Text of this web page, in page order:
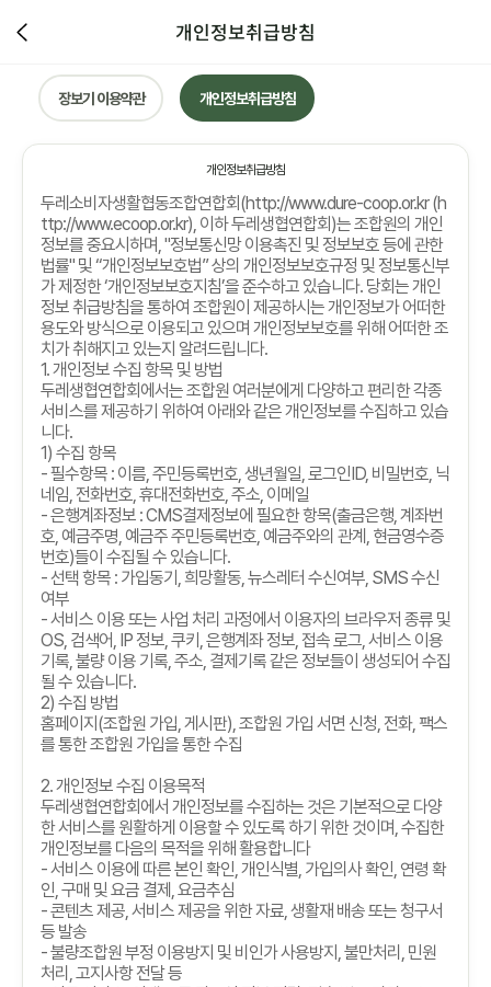
개인정보취급방침
장보기 이용약관 개인정보취급방침
개인정보취급방침
두레소비자생활협동조합연합회 (http://www.dure-coop.or.kr (h
ttp://www.ecoop.or.kr), 이하 두레생협연합회 )는 조합원의 개인
정보를 중요시하며, "정보통신망 이용촉진 및 정보보호 등에 관한
법률" 및“개인정보보호법”상의 개인정보보호규정 및 정보통신부
가 제정한‘개인정보보호지침’을 준수하고 있습니다. 당회는 개인
정보 취급방침을 통하여 조합원이 제공하시는 개인정보가 어떠한
용도와 방식으로 이용되고 있으며 개인정보보호를 위해 어떠한 조
치가 취해지고 있는지 알려드립니다.
1.개인정보 수집 항목 및 방법
두레생협연합회에서는 조합원 여러분에게 다양하고 편리한 각종
서비스를 제공하기 위하여 아래와 같은 개인정보를 수집하고 있습
니다.
1) 수집 항목
-필수항목 : 이름,주민등록번호,생년월일,로그인ID, 비밀번호, 닉
네임, 전화번호,휴대전화번호,주소, 이메일
-은행계좌정보 : CMS결제정보에 필요한 항목(출금은행,계좌번
호, 예금주명, 예금주 주민등록번호, 예금주와의 관계 , 현금영수증
번호)들이 수집될 수 있습니다.
- 선택 항목 : 가입동기 ,희망활동,뉴스레터 수신여부, SMS수신
여부
-서비스 이용 또는 사업 처리 과정에서 이용자의 브라우저 종류 및
OS, 검색어, IP 정보,쿠키 ,은행계좌 정보, 접속 로그,서비스 이용
기록,불량 이용 기록,주소, 결제기록 같은 정보들이 생성되어 수집
될 수 있습니다.
2) 수집 방법
홈페이지 (조합원 가입,게시판),조합원 가입 서면 신청, 전화, 팩스
를 통한 조합원 가입을 통한 수집
2.개인정보 수집 이용목적
두레생협연합회에서 개인정보를 수집하는 것은 기본적으로 다양
한 서비스를 원활하게 이용할 수 있도록 하기 위한 것이며,수집한
개인정보를 다음의 목적을 위해 활용합니다
-서비스 이용에 따른 본인 확인,개인식별, 가입의사 확인, 연령 확
인,구매 및 요금 결제 ,요금추심
-콘텐츠 제공,서비스 제공을 위한 자료,생활재 배송 또는 청구서
등 발송
-불량조합원 부정 이용방지 및 비인가 사용방지 ,불만처리 , 민원
처리 ,고지사항 전달 등